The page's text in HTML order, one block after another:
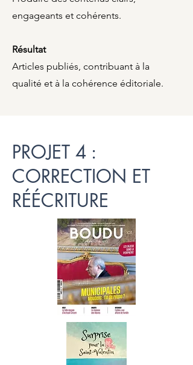
engageants et cohérents.
Résultat
Articles publiés, contribuant à la
qualité et à la cohérence éditoriale.
PROJET 4 :
CORRECTION ET
RÉÉCRITURE